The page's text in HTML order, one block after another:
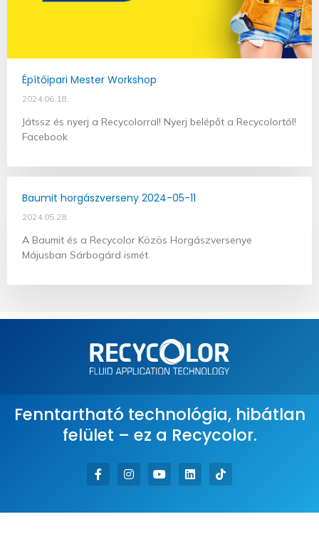
Építőipari Mester Workshop
2024.06.18.
Játssz és nyerj a Recycolorral! Nyerj belépőt a Recycolortól!
Facebook
Baumit horgászverseny 2024-05-11
2024.05.28.
A Baumit és a Recycolor Közös Horgászversenye
Májusban Sárbogárd ismét
Fenntartható technológia, hibátlan
felület – ez a Recycolor.